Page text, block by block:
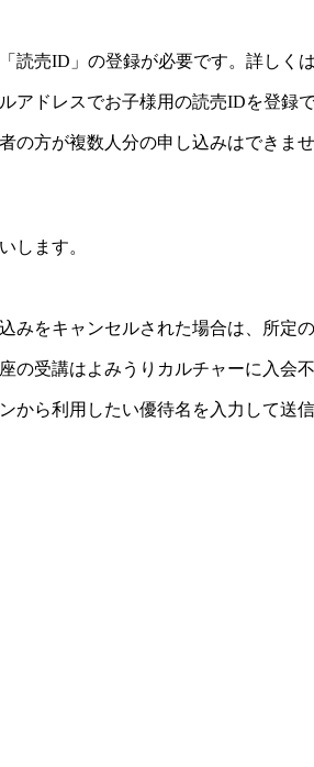
読売ID」の登録が必要です。詳しくは
ドレスでお子様用の読売IDを登録で
方が複数人分の申し込みはできま
します。
をキャンセルされた場合は、所定の
受講はよみうりカルチャーに入会不
ら利用したい優待名を入力して送信